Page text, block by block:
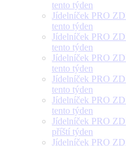
tento týden
Jídelníček PRO
tento týden
Jídelníček PRO
tento týden
Jídelníček PRO
tento týden
Jídelníček PRO
tento týden
Jídelníček PRO
tento týden
Jídelníček PRO
příští týden
Jídelníček PRO